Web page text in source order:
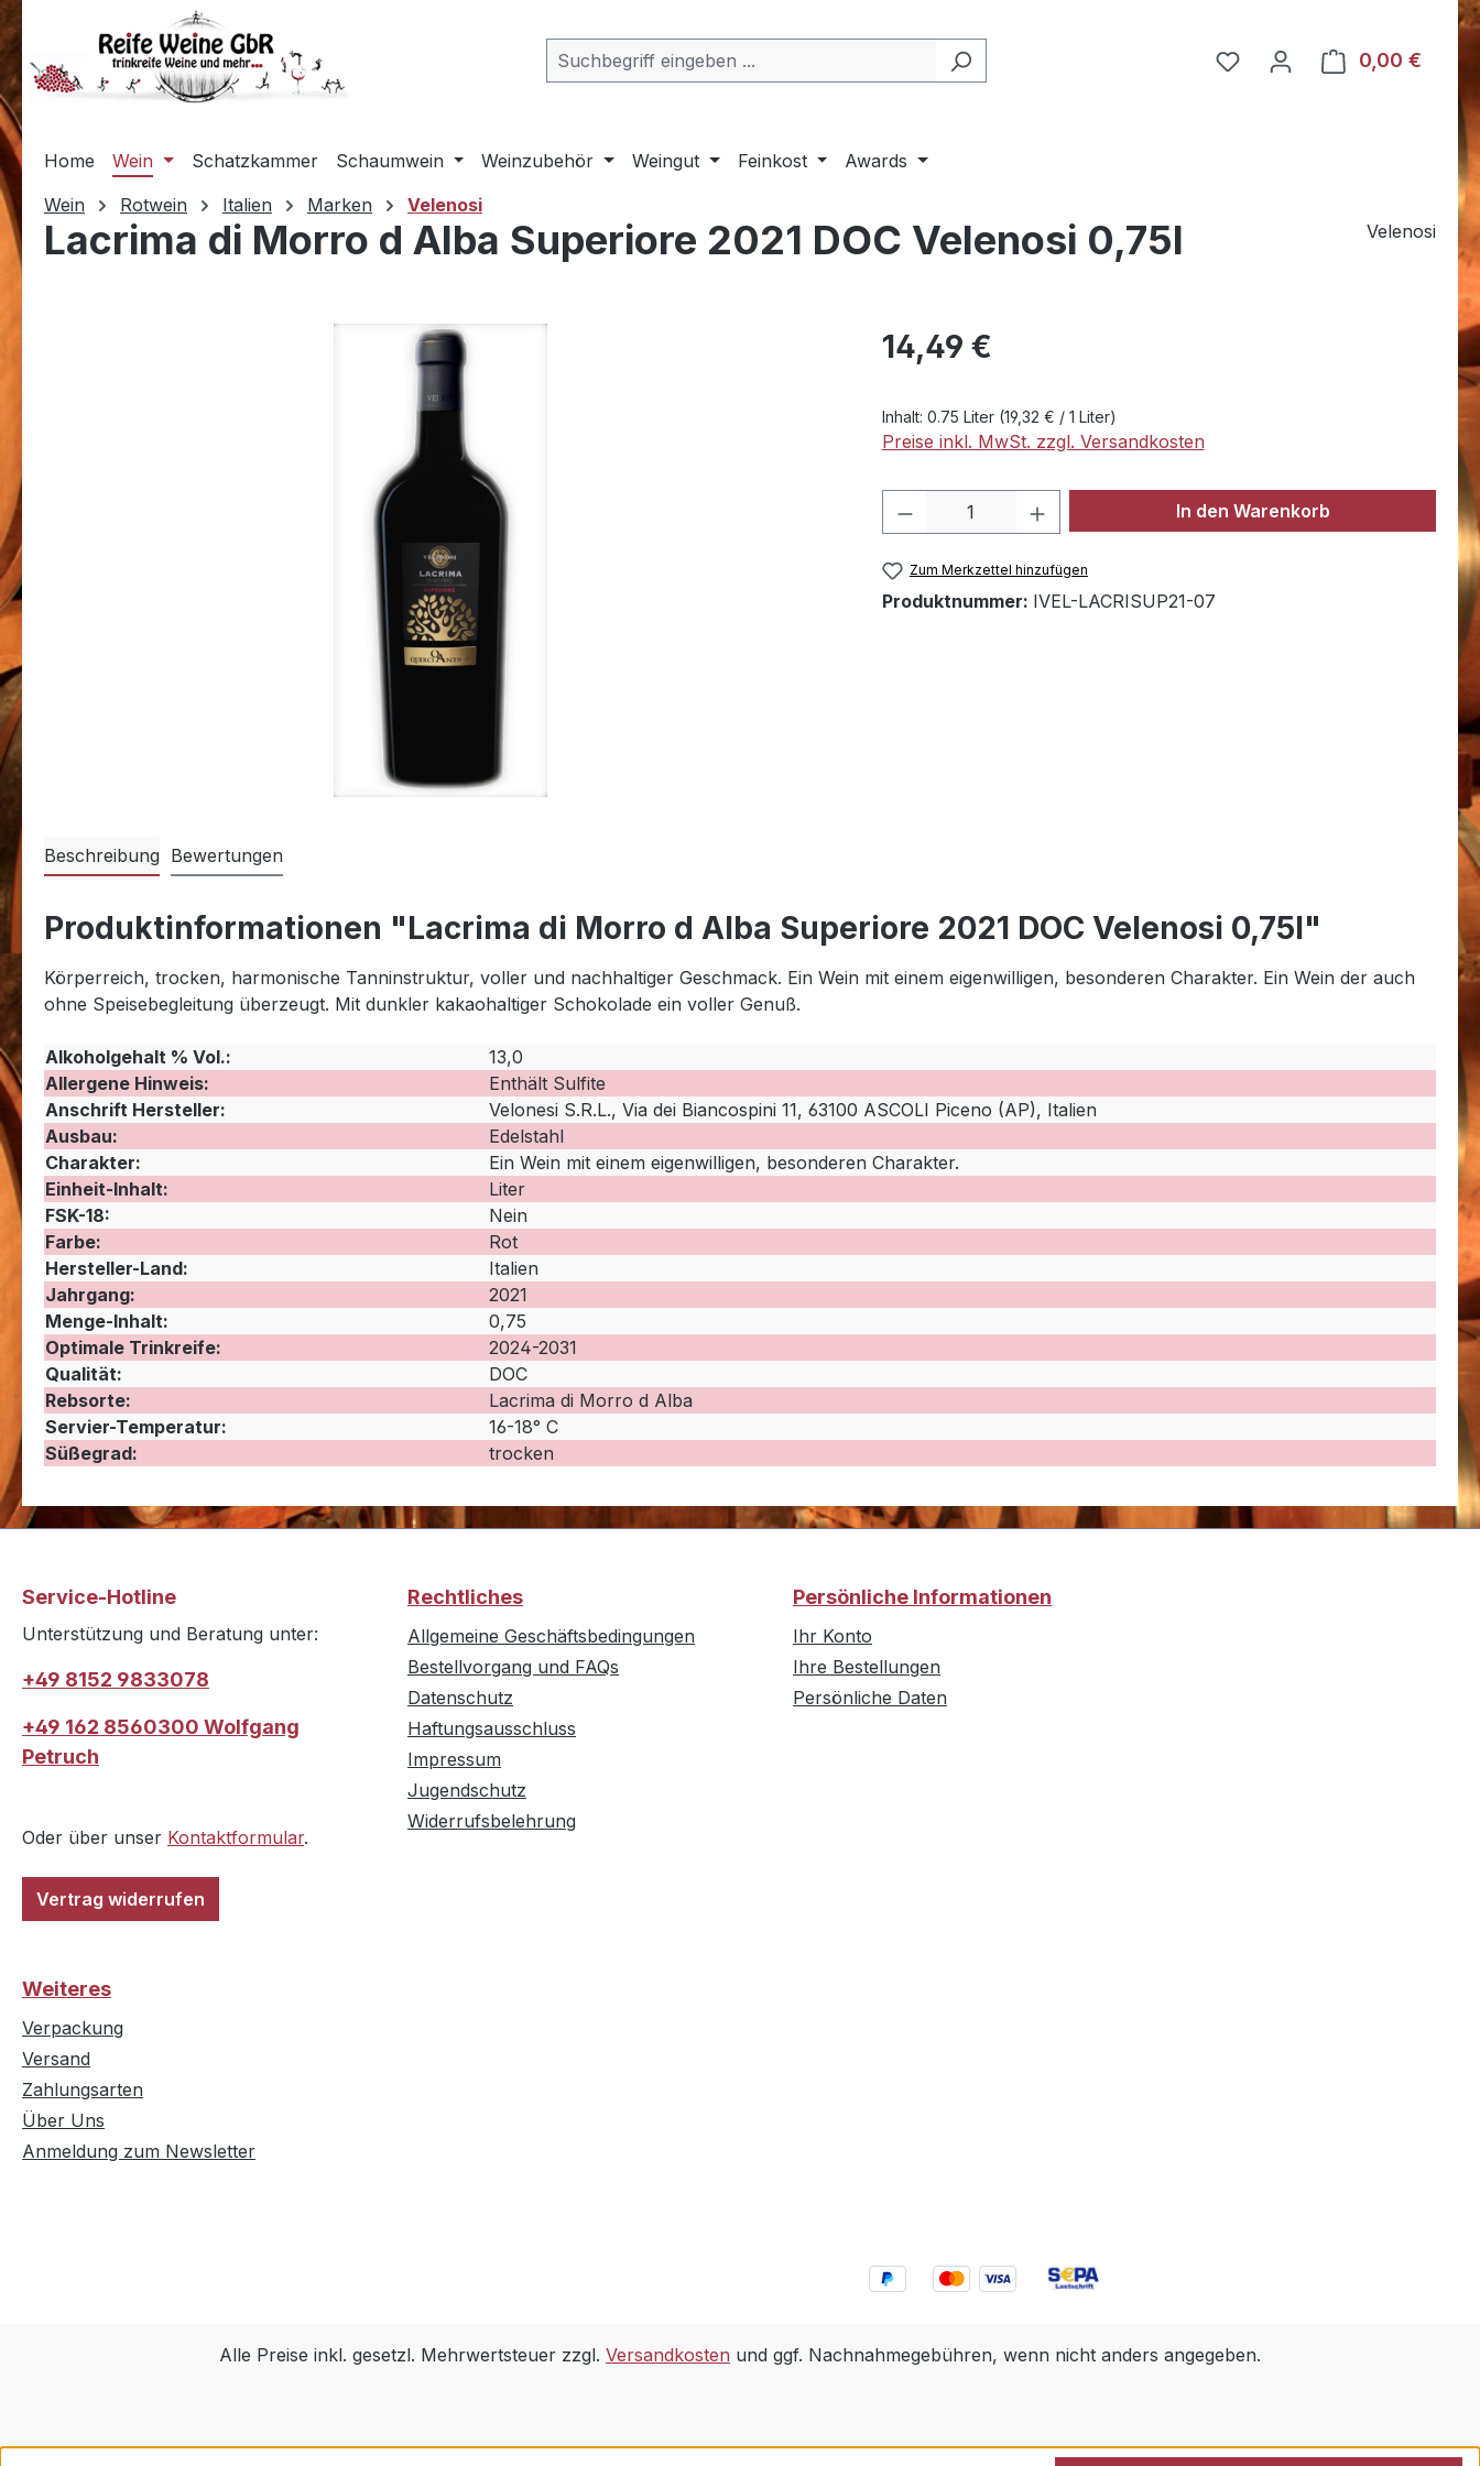
Hauptinhalt springen
Zur Suche springen
Zur Hauptnavigation springen
Du hast 0 Produkte auf
0,00 €
Home Wein Schatzkammer Schaumwein Weinzubehör Weingut Feinkost
Awards
Wein
Rotwein Italien Marken Velenosi
Lacrima di Morro d Alba Superiore 2021 DOC Velenosi 0,75l Velenosi
Regulärer Preis:
14,49 €
Inhalt: 0.75 Liter (19,32 € / 1 Liter)
Preise inkl. MwSt. zzgl. Versandkosten
Produkt Anzahl: Gib den gewünschten Wert
In den Warenkorb
Zum Merkzettel hinzufügen
Produktnummer: IVEL-LACRISUP21-07
Beschreibung Bewertungen
Produktinformationen "Lacrima di Morro d Alba Superiore 2021 DOC Velenosi 0,75l"
Körperreich, trocken, harmonische Tanninstruktur, voller und nachhaltiger Geschmack. Ein Wein mit einem eigenwilligen, besonderen Charakter. Ein Wein der auch
ohne Speisebegleitung überzeugt. Mit dunkler kakaohaltiger Schokolade ein voller Genuß.
Alkoholgehalt % Vol.:
13,0
Allergene Hinweis:
Enthält Sulfite
Anschrift Hersteller:
Velonesi S.R.L., Via dei Biancospini 11, 63100 ASCOLI Piceno (AP), Italien
Ausbau:
Edelstahl
Charakter:
Ein Wein mit einem eigenwilligen, besonderen Charakter.
Einheit-Inhalt:
Liter
FSK-18:
Nein
Farbe:
Rot
Hersteller-Land:
Italien
Jahrgang:
2021
Menge-Inhalt:
0,75
Optimale Trinkreife:
2024-2031
Qualität:
DOC
Rebsorte:
Lacrima di Morro d Alba
Servier-Temperatur:
16-18° C
Süßegrad:
trocken
Service-Hotline
Unterstützung und Beratung unter:
+49 8152 9833078
+49 162 8560300 Wolfgang
Petruch
Oder über unser Kontaktformular.
Vertrag widerrufen
Rechtliches
Allgemeine Geschäftsbedingungen
Bestellvorgang und FAQs
Datenschutz
Haftungsausschluss
Impressum
Jugendschutz
Widerrufsbelehrung
Persönliche Informationen
Ihr Konto
Ihre Bestellungen
Persönliche Daten
Weiteres
Verpackung
Versand
Zahlungsarten
Über Uns
Anmeldung zum Newsletter
Alle Preise inkl. gesetzl. Mehrwertsteuer zzgl. Versandkosten und ggf. Nachnahmegebühren, wenn nicht anders angegeben.